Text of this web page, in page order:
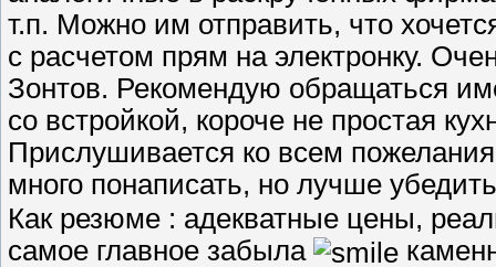
т.п. Можно им отправить, что
с расчетом прям на электронку.
Зонтов. Рекомендую обращаться
со встройкой, короче не простая
Прислушивается ко всем
много понаписать, но лучше
Как резюме : адекватные цены,
самое главное забыла